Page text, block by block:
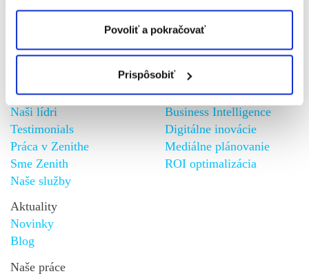
Povoliť a pokračovať
Prispôsobiť
Zistite viac...
Naše práce
Spoznajte nás
Naši lídri
Testimonials
Práca v Zenithe
Sme Zenith
Naše služby
Naša vízia
Business Intelligence
Digitálne inovácie
Mediálne plánovanie
ROI optimalizácia
Aktuality
Novinky
Blog
Naše práce